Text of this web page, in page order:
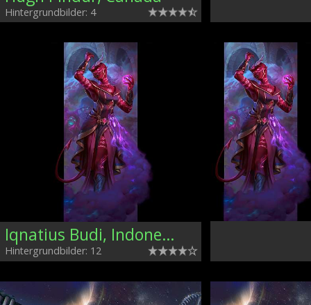
Hintergrundbilder: 4
Iqnatius Budi, Indonesia
Hintergrundbilder: 12